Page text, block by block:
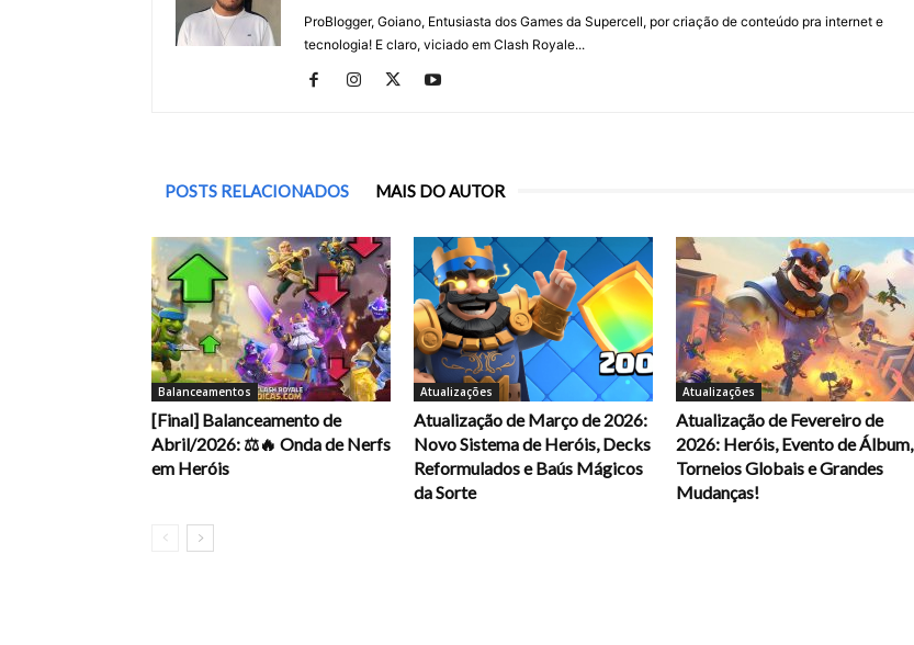
ProBlogger, Goiano, Entusiasta dos Games da Supercell, por criação de conteúdo pra internet e
tecnologia! E claro, viciado em Clash Royale...
POSTS RELACIONADOS MAIS DO AUTOR
Balanceamentos
[Final] Balanceamento de
Abril/2026: ⚖️🔥 Onda de Nerfs
em Heróis
Atualizações
Atualização de Março de 2026:
Novo Sistema de Heróis, Decks
Reformulados e Baús Mágicos
da Sorte
Atualizações
Atualização de Fevereiro de
2026: Heróis, Evento de Álbum,
Torneios Globais e Grandes
Mudanças!